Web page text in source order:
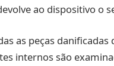
ao dispositivo o
as peças
internos são